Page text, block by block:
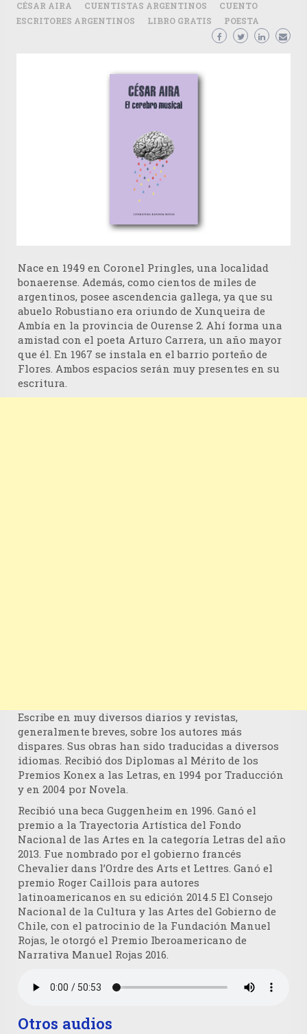
CÉSAR AIRA
CUENTISTAS ARGENTINOS
CUENTO
ESCRITORES ARGENTINOS
LIBRO GRATIS POESTA
Nace en 1949 en Coronel Pringles, una localidad
bonaerense. Además, como cientos de miles de
argentinos, posee ascendencia gallega, ya que su
abuelo Robustiano era oriundo de Xunqueira de
Ambía en la provincia de Ourense 2​. Ahí forma una
amistad con el poeta Arturo Carrera, un año mayor
que él. En 1967 se instala en el barrio porteño de
Flores. Ambos espacios serán muy presentes en su
escritura.
Escribe en muy diversos diarios y revistas,
generalmente breves, sobre los autores más
dispares. Sus obras han sido traducidas a diversos
idiomas. Recibió dos Diplomas al Mérito de los
Premios Konex a las Letras, en 1994 por Traducción
y en 2004 por Novela.
Recibió una beca Guggenheim en 1996. Ganó el
premio a la Trayectoria Artística del Fondo
Nacional de las Artes en la categoría Letras del año
2013. Fue nombrado por el gobierno francés
Chevalier dans l’Ordre des Arts et Lettres. Ganó el
premio Roger Caillois para autores
latinoamericanos en su edición 2014.5​ El Consejo
Nacional de la Cultura y las Artes del Gobierno de
Chile, con el patrocinio de la Fundación Manuel
Rojas, le otorgó el Premio Iberoamericano de
Narrativa Manuel Rojas 2016.
Otros audios